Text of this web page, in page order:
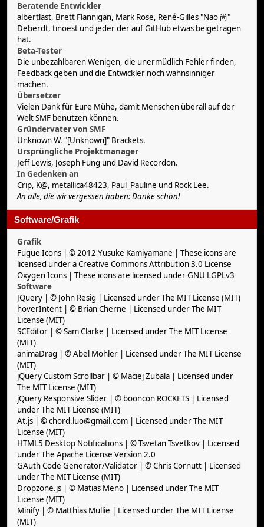
Beratende Entwickler
albertlast, Brett Flannigan, Mark Rose, René-Gilles "Nao 尚"
Deberdt, tinoest und jeder derauf GitHub etwas beigetragen
hat.
Beta-Tester
Die unbezahlbaren Wenigen, die unermüdlich Fehler finden,
Feedback geben und die Entwickler noch wahnsinniger
machen.
Übersetzer
Vielen Dank für Eure Mühe, damit Menschen überall auf der
Welt SMF benutzen können.
Gründervater von SMF
Unknown W. "[Unknown]" Brackets.
Ursprüngliche Projektmanager
Jeff Lewis, Joseph Fung und David Recordon.
In Gedenken an
Crip, K@, metallica48423, Paul_Pauline und Rock Lee.
An alle, die wir vergessen haben: Danke schön!
Software/Grafik
Grafik
Fugue Icons | © 2012 Yusuke Kamiyamane | These icons are
licensed under a Creative Commons Attribution 3.0 License
Oxygen Icons | These icons are licensed underGNU LGPLv3
Software
JQuery | © John Resig | Licensed underThe MIT License (MIT)
hoverIntent | © Brian Cherne | Licensed underThe MIT
License (MIT)
SCEditor | © Sam Clarke | Licensed underThe MIT License
(MIT)
animaDrag | © Abel Mohler | Licensed underThe MIT License
(MIT)
jQuery Custom Scrollbar | © Maciej Zubala | Licensed under
The MIT License (MIT)
jQuery Responsive Slider | © booncon ROCKETS | Licensed
underThe MIT License (MIT)
At.js | © chord.luo@gmail.com | Licensed underThe MIT
License (MIT)
HTML5 Desktop Notifications | © Tsvetan Tsvetkov | Licensed
underThe Apache License Version 2.0
GAuth Code Generator/Validator | © Chris Cornutt | Licensed
underThe MIT License (MIT)
Dropzone.js | © Matias Meno | Licensed underThe MIT
License (MIT)
Minify | © Matthias Mullie | Licensed underThe MIT License
(MIT)